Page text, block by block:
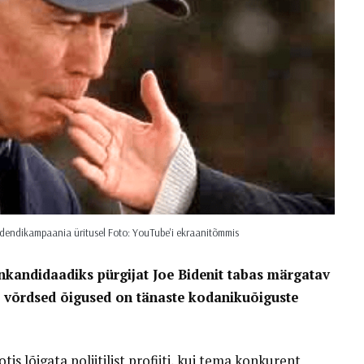
üritusel Foto: YouTube'i ekraanitõmmis
pürgijat Joe Bidenit tabas märgatav
õigused on tänaste kodanikuõiguste